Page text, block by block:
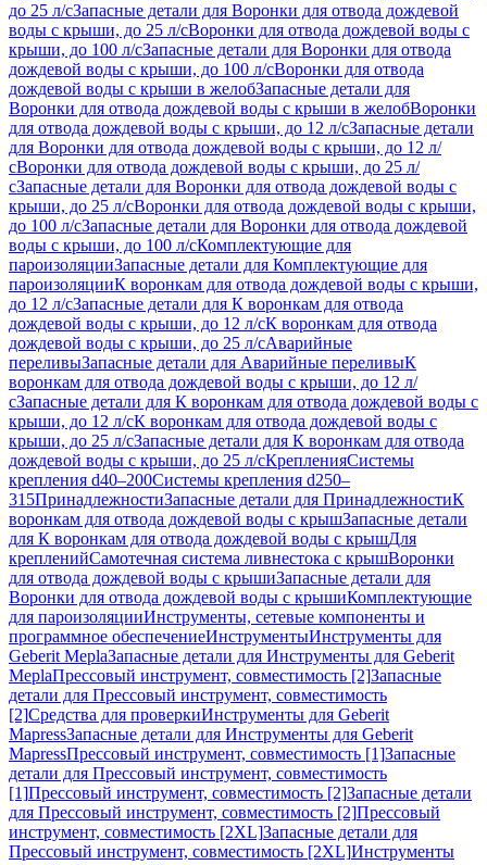
до 25 л/сЗапасные детали для Воронки для отвода дождевой
воды с крыши, до 25 л/сВоронки для отвода дождевой воды с
крыши, до 100 л/сЗапасные детали для Воронки для отвода
дождевой воды с крыши, до 100 л/сВоронки для отвода
дождевой воды с крыши в желобЗапасные детали для
Воронки для отвода дождевой воды с крыши в желобВоронки
для отвода дождевой воды с крыши, до 12 л/сЗапасные детали
для Воронки для отвода дождевой воды с крыши, до 12 л/
сВоронки для отвода дождевой воды с крыши, до 25 л/
сЗапасные детали для Воронки для отвода дождевой воды с
крыши, до 25 л/сВоронки для отвода дождевой воды с крыши,
до 100 л/сЗапасные детали для Воронки для отвода дождевой
воды с крыши, до 100 л/сКомплектующие для
пароизоляцииЗапасные детали для Комплектующие для
пароизоляцииК воронкам для отвода дождевой воды с крыши,
до 12 л/сЗапасные детали для К воронкам для отвода
дождевой воды с крыши, до 12 л/сК воронкам для отвода
дождевой воды с крыши, до 25 л/сАварийные
переливыЗапасные детали для Аварийные переливыК
воронкам для отвода дождевой воды с крыши, до 12 л/
сЗапасные детали для К воронкам для отвода дождевой воды с
крыши, до 12 л/сК воронкам для отвода дождевой воды с
крыши, до 25 л/сЗапасные детали для К воронкам для отвода
дождевой воды с крыши, до 25 л/сКрепленияСистемы
крепления d40–200Системы крепления d250–
315ПринадлежностиЗапасные детали для ПринадлежностиК
воронкам для отвода дождевой воды с крышЗапасные детали
для К воронкам для отвода дождевой воды с крышДля
крепленийСамотечная система ливнестока с крышВоронки
для отвода дождевой воды с крышиЗапасные детали для
Воронки для отвода дождевой воды с крышиКомплектующие
для пароизоляцииИнструменты, сетевые компоненты и
программное обеспечениеИнструментыИнструменты для
Geberit MeplaЗапасные детали для Инструменты для Geberit
MeplaПрессовый инструмент, совместимость [2]Запасные
детали для Прессовый инструмент, совместимость
[2]Средства для проверкиИнструменты для Geberit
MapressЗапасные детали для Инструменты для Geberit
MapressПрессовый инструмент, совместимость [1]Запасные
детали для Прессовый инструмент, совместимость
[1]Прессовый инструмент, совместимость [2]Запасные детали
для Прессовый инструмент, совместимость [2]Прессовый
инструмент, совместимость [2XL]Запасные детали для
Прессовый инструмент, совместимость [2XL]Инструменты